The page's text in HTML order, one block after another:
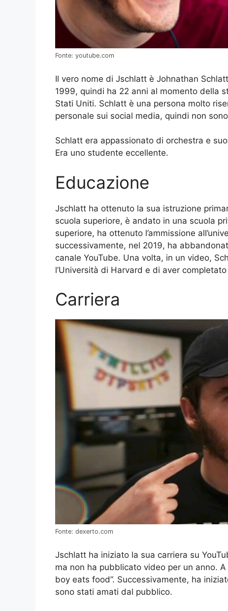
Fonte: youtube.com
Il vero nome di Jschlatt è Johnathan
1999, quindi ha 22 anni al momento della
Stati Uniti. Schlatt è una persona molto
personale sui social media, quindi non
Schlatt era appassionato di orchestra e
Era uno studente eccellente.
Educazione
Jschlatt ha ottenuto la sua istruzione
scuola superiore, è andato in una scuola
superiore, ha ottenuto l’ammissione
successivamente, nel 2019, ha
canale YouTube. Una volta, in un video,
l’Università di Harvard e di aver
Carriera
Fonte: dexerto.com
Jschlatt ha iniziato la sua carriera su
ma non ha pubblicato video per un anno.
boy eats food”. Successivamente, ha
sono stati amati dal pubblico.